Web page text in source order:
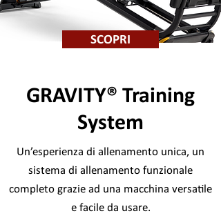
SCOPRI
GRAVITY® Training
System
Un’esperienza di allenamento unica, un
sistema di allenamento funzionale
completo grazie ad una macchina versatile
e facile da usare.